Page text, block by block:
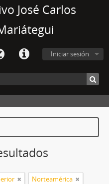
José Carlos
Iniciar sesión
Norteamérica